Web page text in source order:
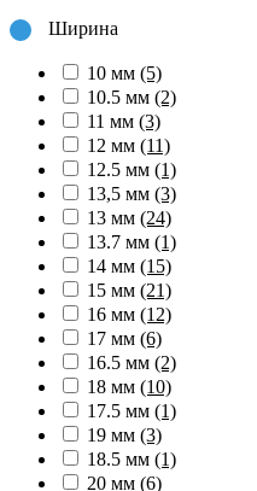
Ширина
10 мм (5)
10.5 мм (2)
11 мм (3)
12 мм (11)
12.5 мм (1)
13,5 мм (3)
13 мм (24)
13.7 мм (1)
14 мм (15)
15 мм (21)
16 мм (12)
17 мм (6)
16.5 мм (2)
18 мм (10)
17.5 мм (1)
19 мм (3)
18.5 мм (1)
20 мм (6)